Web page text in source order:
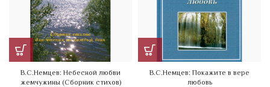
В.С.Немцев: Небесной любви
жемчужины (Сборник стихов)
В.С.Немцев: Покажите в вере
любовь